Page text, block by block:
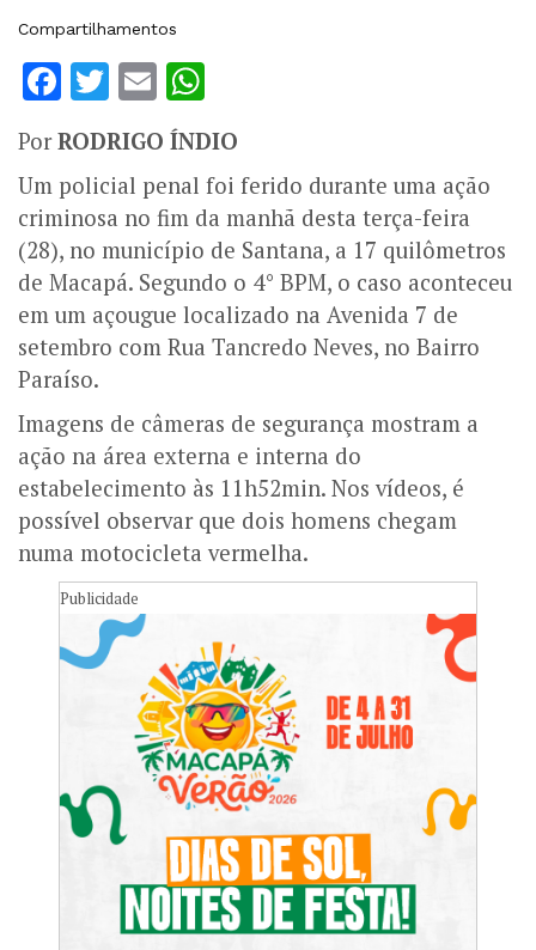
Compartilhamentos
Facebook
Twitter
Email
PorRODRIGO ÍNDIO
Um policial penal foi ferido durante uma ação
criminosa no fim da manhã desta terça-feira
(28), no município de Santana, a 17 quilômetros
de Macapá. Segundo o 4° BPM, o caso aconteceu
em um açougue localizado na Avenida 7 de
setembro com Rua Tancredo Neves, no Bairro
Paraíso.
Imagens de câmeras de segurança mostram a
ação na área externa e interna do
estabelecimento às 11h52min. Nos vídeos, é
possível observar que dois homens chegam
numa motocicleta vermelha.
Publicidade